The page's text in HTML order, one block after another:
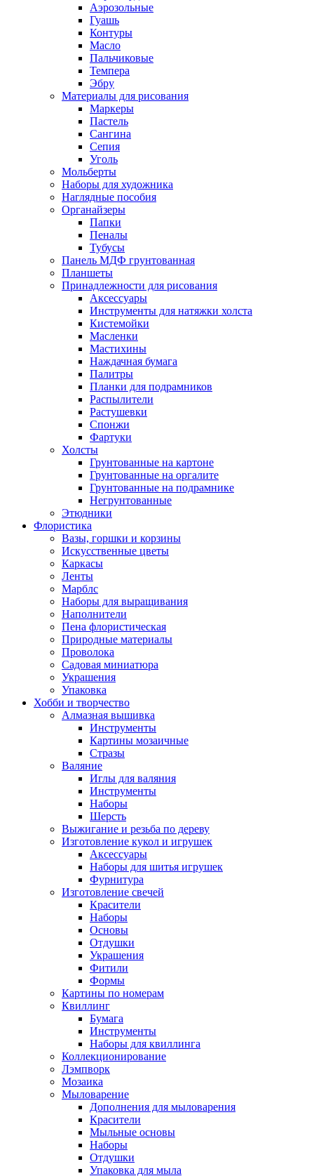
Аэрозольные
Гуашь
Контуры
Масло
Пальчиковые
Темпера
Эбру
Материалы для рисования
Маркеры
Пастель
Сангина
Сепия
Уголь
Мольберты
Наборы для художника
Наглядные пособия
Органайзеры
Папки
Пеналы
Тубусы
Панель МДФ грунтованная
Планшеты
Принадлежности для рисования
Аксессуары
Инструменты для натяжки холста
Кистемойки
Масленки
Мастихины
Наждачная бумага
Палитры
Планки для подрамников
Распылители
Растушевки
Спонжи
Фартуки
Холсты
Грунтованные на картоне
Грунтованные на оргалите
Грунтованные на подрамнике
Негрунтованные
Этюдники
Флористика
Вазы, горшки и корзины
Искусственные цветы
Каркасы
Ленты
Марблс
Наборы для выращивания
Наполнители
Пена флористическая
Природные материалы
Проволока
Садовая миниатюра
Украшения
Упаковка
Хобби и творчество
Алмазная вышивка
Инструменты
Картины мозаичные
Стразы
Валяние
Иглы для валяния
Инструменты
Наборы
Шерсть
Выжигание и резьба по дереву
Изготовление кукол и игрушек
Аксессуары
Наборы для шитья игрушек
Фурнитура
Изготовление свечей
Красители
Наборы
Основы
Отдушки
Украшения
Фитили
Формы
Картины по номерам
Квиллинг
Бумага
Инструменты
Наборы для квиллинга
Коллекционирование
Лэмпворк
Мозаика
Мыловарение
Дополнения для мыловарения
Красители
Мыльные основы
Наборы
Отдушки
Упаковка для мыла